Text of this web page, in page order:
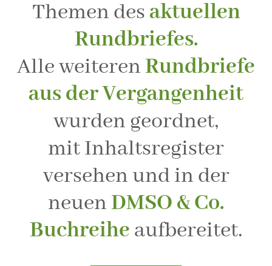
Themen des aktuellen
Rundbriefes.
Alle weiteren Rundbriefe
aus der Vergangenheit
wurden geordnet,
mit Inhaltsregister
versehen und in der
neuen DMSO & Co.
Buchreihe aufbereitet.